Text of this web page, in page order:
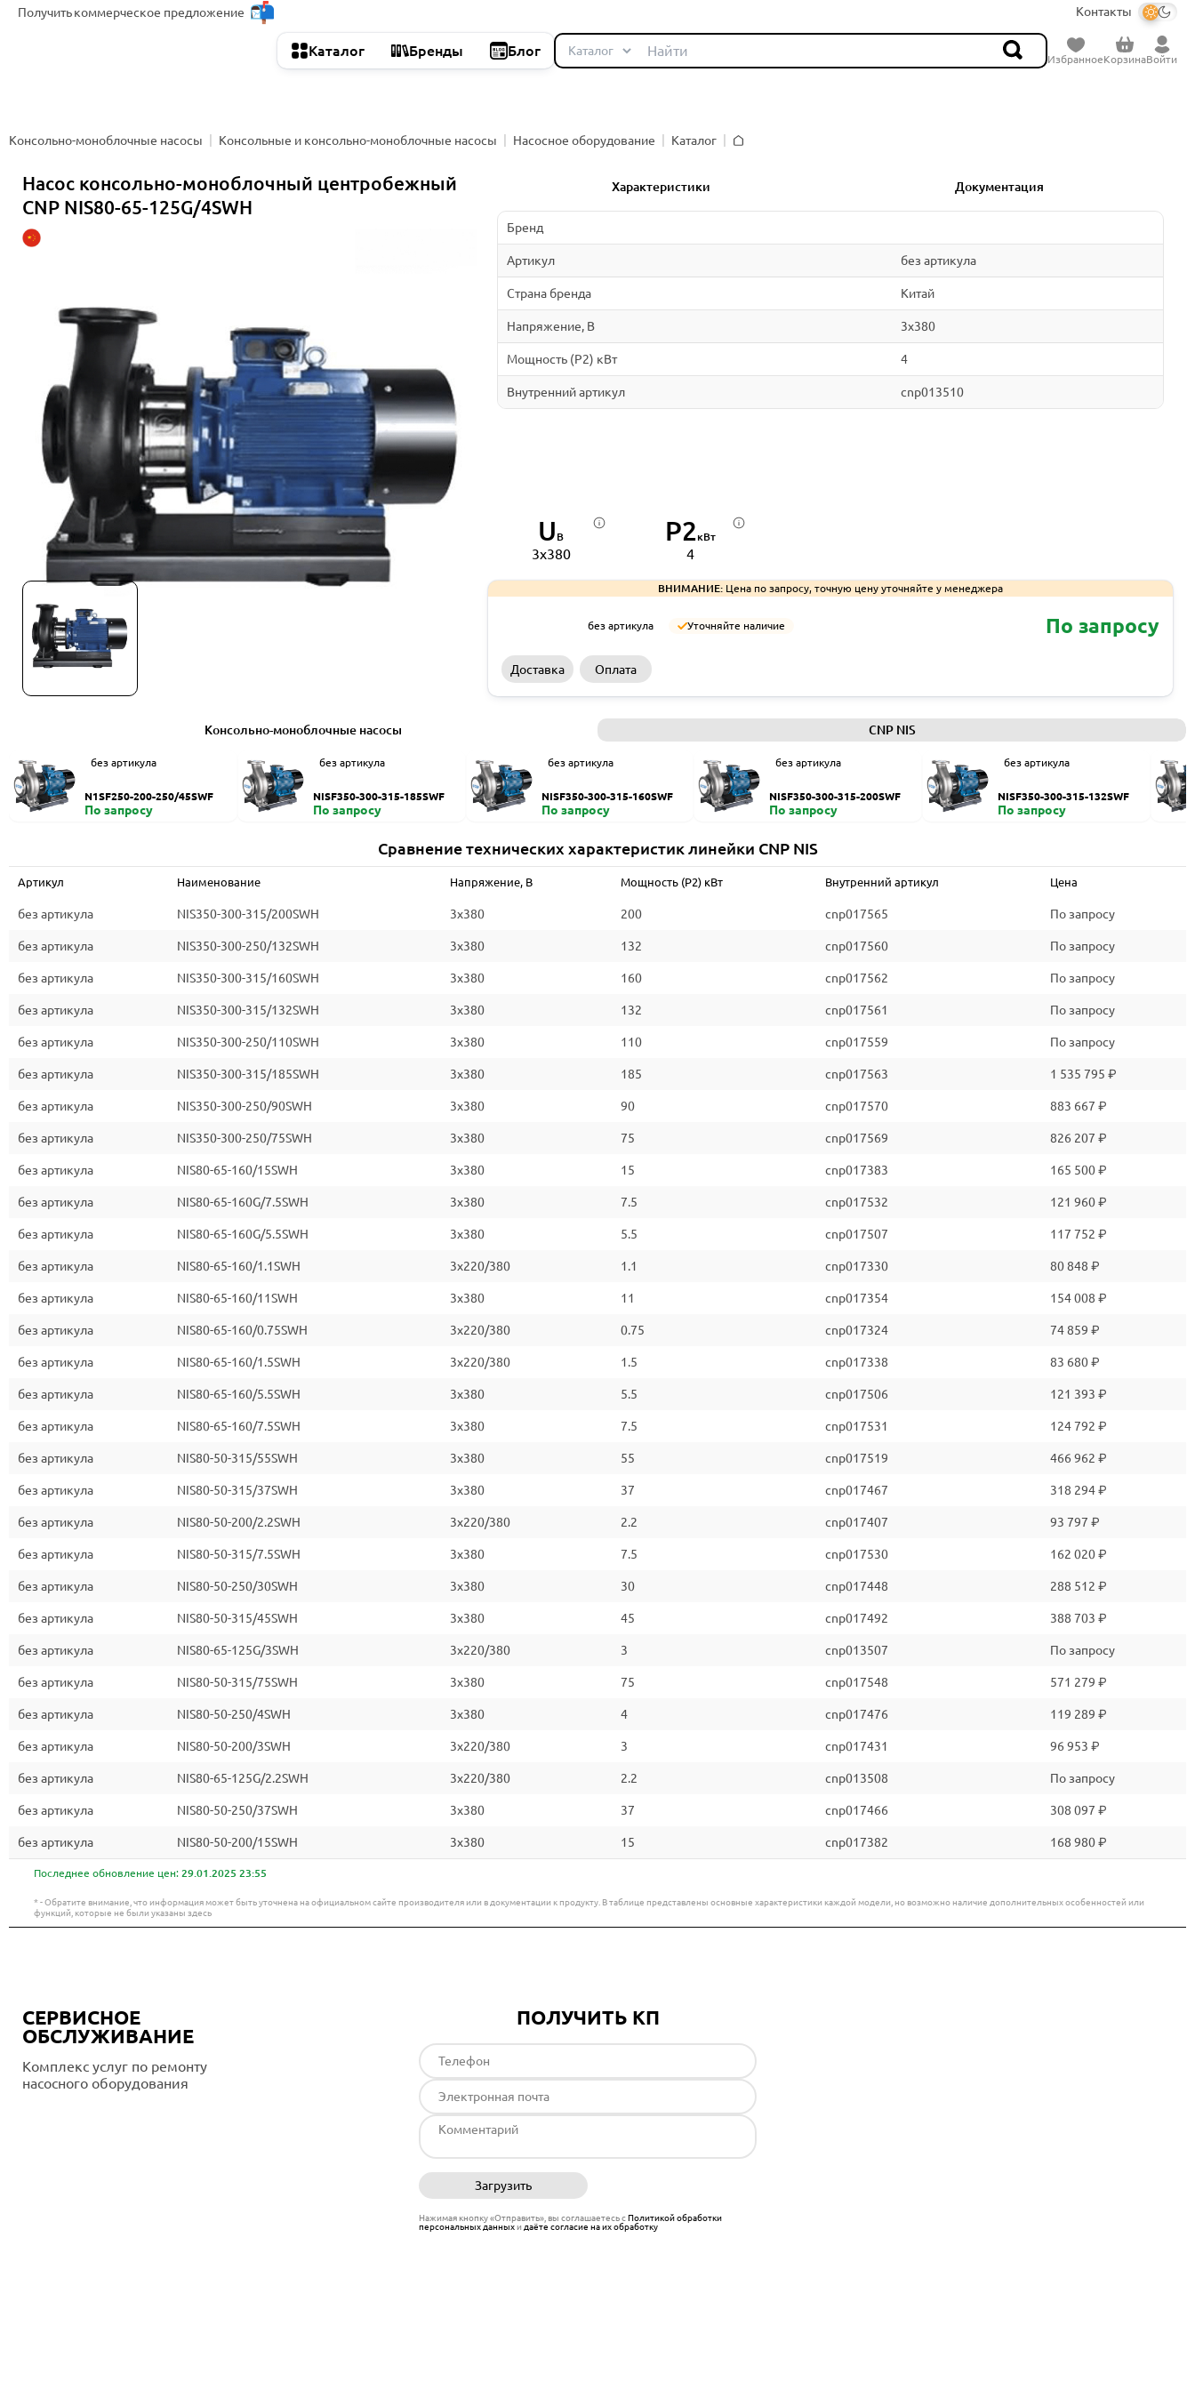
Получитькоммерческое предложение Контакты
Каталог Бренды Блог
ИзбранноеКорзинаВойти
Консольно-моноблочные насосы Консольные и консольно-моноблочные насосы Насосное оборудование
Каталог
Насос консольно-моноблочный центробежный
CNP NIS80-65-125G/4SWH
Характеристики Документация
Бренд
Артикул без артикула
Страна бренда Китай
Напряжение, В 3x380
Мощность (P2) кВт 4
Внутренний артикул cnp013510
U В
3x380
P2кВт
4
ВНИМАНИЕ:Цена по запросу, точную цену уточняйте у менеджера
без артикула Уточняйте наличие По запросу
Доставка Оплата
Консольно-моноблочные насосы CNP NIS
без артикула
N1SF250-200-250/45SWF
По запросу
без артикула
NISF350-300-315-185SWF
По запросу
без артикула
NISF350-300-315-160SWF
По запросу
без артикула
NISF350-300-315-200SWF
По запросу
без артикула
NISF350-300-315-132SWF
По запросу
Сравнение технических характеристик линейки CNP NIS
Артикул Наименование Напряжение, В Мощность (P2) кВт Внутренний артикул Цена
без артикула NIS350-300-315/200SWH 3x380 200 cnp017565 По запросу
без артикула NIS350-300-250/132SWH 3x380 132 cnp017560 По запросу
без артикула NIS350-300-315/160SWH 3x380 160 cnp017562 По запросу
без артикула NIS350-300-315/132SWH 3x380 132 cnp017561 По запросу
без артикула NIS350-300-250/110SWH 3x380 110 cnp017559 По запросу
без артикула NIS350-300-315/185SWH 3x380 185 cnp017563 1 535 795 ₽
без артикула NIS350-300-250/90SWH 3x380 90 cnp017570 883 667 ₽
без артикула NIS350-300-250/75SWH 3x380 75 cnp017569 826 207 ₽
без артикула NIS80-65-160/15SWH 3x380 15 cnp017383 165 500 ₽
без артикула NIS80-65-160G/7.5SWH 3x380 7.5 cnp017532 121 960 ₽
без артикула NIS80-65-160G/5.5SWH 3x380 5.5 cnp017507 117 752 ₽
без артикула NIS80-65-160/1.1SWH 3x220/380 1.1 cnp017330 80 848 ₽
без артикула NIS80-65-160/11SWH 3x380 11 cnp017354 154 008 ₽
без артикула NIS80-65-160/0.75SWH 3x220/380 0.75 cnp017324 74 859 ₽
без артикула NIS80-65-160/1.5SWH 3x220/380 1.5 cnp017338 83 680 ₽
без артикула NIS80-65-160/5.5SWH 3x380 5.5 cnp017506 121 393 ₽
без артикула NIS80-65-160/7.5SWH 3x380 7.5 cnp017531 124 792 ₽
без артикула NIS80-50-315/55SWH 3x380 55 cnp017519 466 962 ₽
без артикула NIS80-50-315/37SWH 3x380 37 cnp017467 318 294 ₽
без артикула NIS80-50-200/2.2SWH 3x220/380 2.2 cnp017407 93 797 ₽
без артикула NIS80-50-315/7.5SWH 3x380 7.5 cnp017530 162 020 ₽
без артикула NIS80-50-250/30SWH 3x380 30 cnp017448 288 512 ₽
без артикула NIS80-50-315/45SWH 3x380 45 cnp017492 388 703 ₽
без артикула NIS80-65-125G/3SWH 3x220/380 3 cnp013507 По запросу
без артикула NIS80-50-315/75SWH 3x380 75 cnp017548 571 279 ₽
без артикула NIS80-50-250/4SWH 3x380 4 cnp017476 119 289 ₽
без артикула NIS80-50-200/3SWH 3x220/380 3 cnp017431 96 953 ₽
без артикула NIS80-65-125G/2.2SWH 3x220/380 2.2 cnp013508 По запросу
без артикула NIS80-50-250/37SWH 3x380 37 cnp017466 308 097 ₽
без артикула NIS80-50-200/15SWH 3x380 15 cnp017382 168 980 ₽
Последнее обновление цен: 29.01.2025 23:55
* - Обратите внимание, что информация может быть уточнена на официальном сайте производителя или в документации к продукту. В таблице представлены основные характеристики каждой модели, но возможно наличие дополнительных особенностей или
функций, которые не были указаны здесь
СЕРВИСНОЕ
ОБСЛУЖИВАНИЕ
Комплекс услуг по ремонту
насосного оборудования
ПОЛУЧИТЬ КП
Загрузить
Нажимая кнопку «Отправить», вы соглашаетесь сПолитикой обработки
персональных данныхи даёте согласие на их обработку